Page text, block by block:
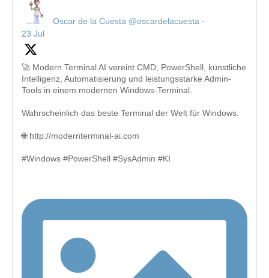
Oscar de la Cuesta @oscardelacuesta ·
23 Jul
🚀 Modern Terminal AI vereint CMD, PowerShell, künstliche
Intelligenz, Automatisierung und leistungsstarke Admin-
Tools in einem modernen Windows-Terminal.
Wahrscheinlich das beste Terminal der Welt für Windows.
🌐 http://modernterminal-ai.com
#Windows #PowerShell #SysAdmin #KI